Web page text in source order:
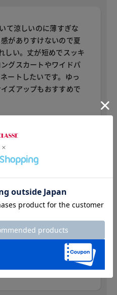
て涼しいのに薄すぎな
がありすけないので夏
しい。丈が短めでスッキ
グスカートやワイドパ
ートしたいです。ゆっ
ズアップもおすすめで
用サイズ：M
肌触りで暑い季節にぴ
だぶつかずゆとりがあ
長すぎず短すぎず二の
イズはいつものさいずで
可なのでこの夏大活躍